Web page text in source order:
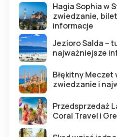
Hagia Sophia w
zwiedzanie,
informacje
Jezioro Salda –
najważniejsze
Błękitny Meczet
zwiedzanie i
Przedsprzedaż
Coral Travel i